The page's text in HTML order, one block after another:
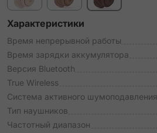
Характеристики
Время непрерывной работы
Время зарядки аккумулятора
Версия Bluetooth
True Wireless
Система активного шумоподавления
Тип наушников
Частотный диапазон